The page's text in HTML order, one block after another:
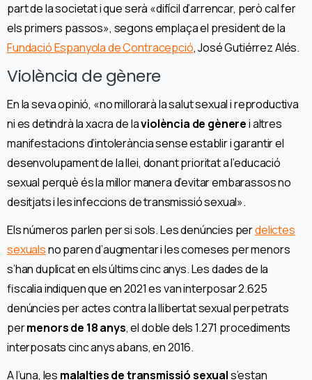
part de la societat i que serà «difícil d’arrencar, però cal fer
els primers passos», segons emplaça el president de la
Fundació Espanyola de Contracepció, José Gutiérrez Alés.
Violència de gènere
En la seva opinió, «no millorarà la salut sexual i reproductiva
ni es detindrà la xacra de laviolència de gènerei altres
manifestacions d’intolerància sense establir i garantir el
desenvolupament de la llei, donant prioritat a l’educació
sexual perquè és la millor manera d’evitar embarassos no
desitjats i les infeccions de transmissió sexual».
Els números parlen per si sols. Les denúncies perdelictes
sexualsno paren d’augmentar i les comeses per menors
s’han duplicat en els últims cinc anys. Les dades de la
fiscalia indiquen que en 2021 es van interposar 2.625
denúncies per actes contra la llibertat sexual perpetrats
permenors de 18 anys, el doble dels 1.271 procediments
interposats cinc anys abans, en 2016.
A l’una, les malalties de transmissió sexuals’estan